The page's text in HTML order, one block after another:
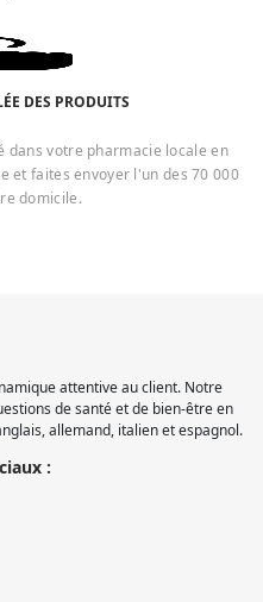
DES PRODUITS
dans votre pharmacie locale en
et faites envoyer l'un des 70 000
domicile.
attentive au client. Notre
de santé et de bien-être en
allemand, italien et espagnol.
: